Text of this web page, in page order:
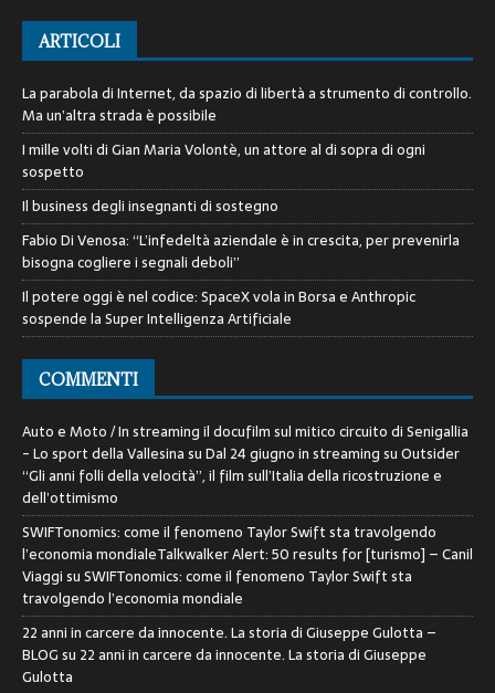
ARTICOLI
La parabola di Internet, da spazio di libertà a strumento di controllo.
Ma un’altra strada è possibile
I mille volti di Gian Maria Volontè, un attore al di sopra di ogni
sospetto
Il business degli insegnanti di sostegno
Fabio Di Venosa: “L’infedeltà aziendale è in crescita, per prevenirla
bisogna cogliere i segnali deboli”
Il potere oggi è nel codice: SpaceX vola in Borsa e Anthropic
sospende la Super Intelligenza Artificiale
COMMENTI
Auto e Moto / In streaming il docufilm sul mitico circuito di Senigallia
- Lo sport della VallesinasuDal 24 giugno in streaming su Outsider
“Gli anni folli della velocità”, il film sull’Italia della ricostruzione e
dell’ottimismo
SWIFTonomics: come il fenomeno Taylor Swift sta travolgendo
l’economia mondialeTalkwalker Alert: 50 results for [turismo] – Canil
ViaggisuSWIFTonomics: come il fenomeno Taylor Swift sta
travolgendo l’economia mondiale
22 anni in carcere da innocente. La storia di Giuseppe Gulotta –
BLOGsu 22 anni in carcere da innocente. La storia di Giuseppe
Gulotta